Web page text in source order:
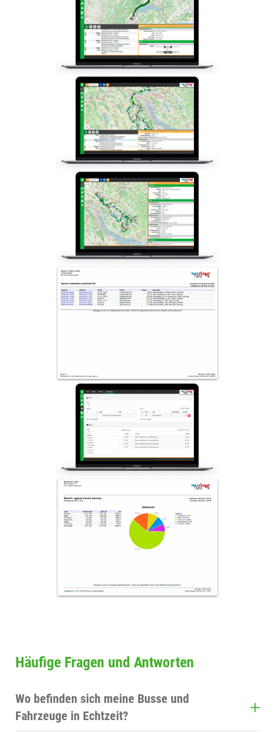
Häufige Fragen und Antworten
Wo befinden sich meine Busse und
Fahrzeuge in Echtzeit?